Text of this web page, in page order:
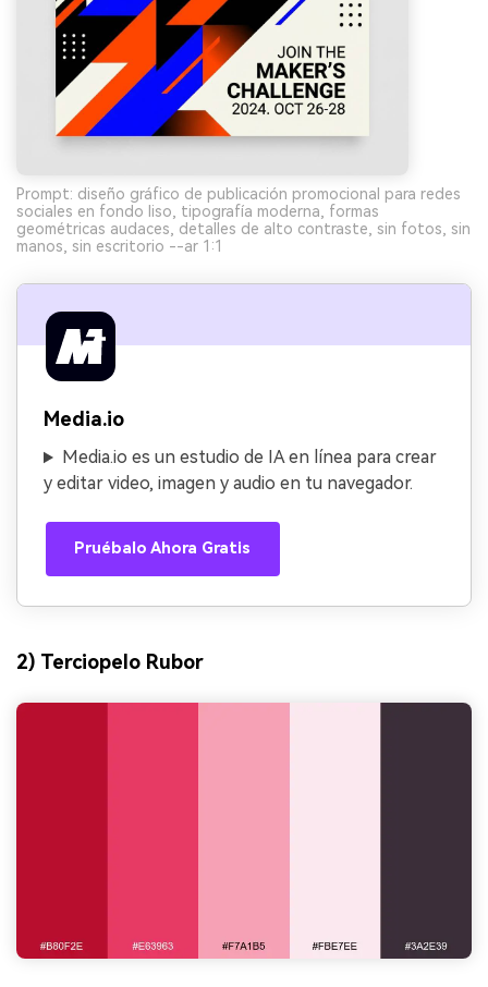
Prompt: diseño gráfico de publicación promocional para redes
sociales en fondo liso, tipografía moderna, formas
geométricas audaces, detalles de alto contraste, sin fotos, sin
manos, sin escritorio --ar 1:1
Media.io
Media.io es un estudio de IA en línea para crear
y editar video, imagen y audio en tu navegador.
Pruébalo Ahora Gratis
2) Terciopelo Rubor